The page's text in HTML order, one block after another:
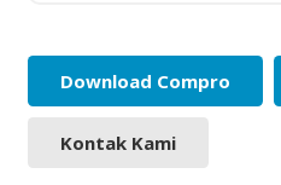
Download Compro
Kontak Kami